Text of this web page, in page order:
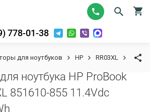
778-01-38
для ноутбуков HP RR03XL
ноутбука HP ProBook
851610-855 11.4Vdc